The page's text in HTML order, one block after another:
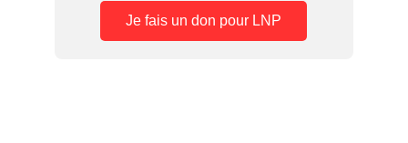
Je fais un don pour LNP